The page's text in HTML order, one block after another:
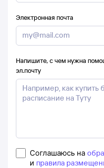
Электронная почта
Напишите, с чем нужна
эл.почту
Соглашаюсь на
и правила